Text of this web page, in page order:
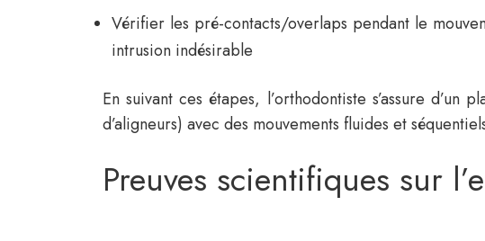
Vérifier les pré-contacts/overlaps pendant le
intrusion indésirable
En suivant ces étapes, l’orthodontiste s’assure
d’aligneurs) avec des mouvements fluides et
Preuves scientifiques sur